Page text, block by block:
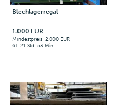
Blechlagerregal
1.000 EUR
Mindestpreis: 2.000 EUR
6T 21 Std. 53 Min.